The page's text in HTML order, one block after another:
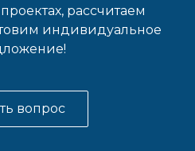
рассчитаем
индивидуальное
вопрос